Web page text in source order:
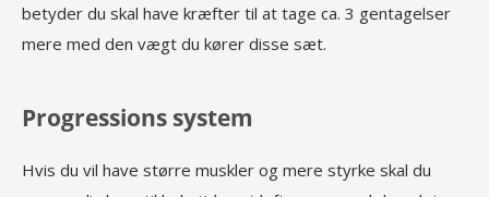
betyder du skal have kræfter til at tage ca. 3 gentagelser
mere med den vægt du kører disse sæt.
Progressions system
Hvis du vil have større muskler og mere styrke skal du